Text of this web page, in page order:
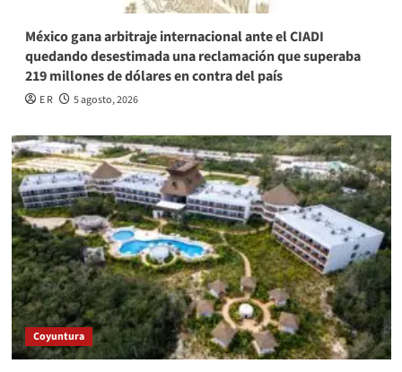
México gana arbitraje internacional ante el CIADI
quedando desestimada una reclamación que superaba
219 millones de dólares en contra del país
E R 5 agosto, 2026
Coyuntura